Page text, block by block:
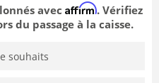
avec Affirm. Vérifiez
du passage à la caisse.
souhaits